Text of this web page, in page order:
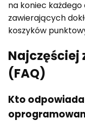
na koniec
zawierających
koszyków
(FAQ)
Kto